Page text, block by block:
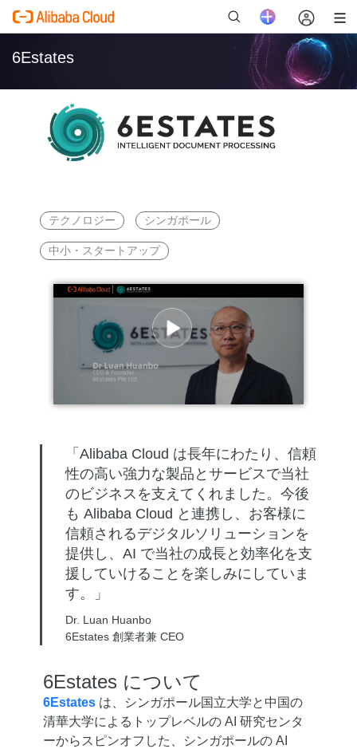
6Estates
テクノロジー シンガポール
中小・スタートアップ
「Alibaba Cloud は長年にわたり、信頼
性の高い強力な製品とサービスで当社
のビジネスを支えてくれました。今後
も Alibaba Cloud と連携し、お客様に
信頼されるデジタルソリューションを
提供し、AI で当社の成長と効率化を支
援していけることを楽しみにしていま
す。」
Dr. Luan Huanbo
6Estates 創業者兼 CEO
6Estates について
6Estatesは、シンガポール国立大学と中国の
清華大学によるトップレベルの AI 研究センタ
ーからスピンオフした、シンガポールの AI